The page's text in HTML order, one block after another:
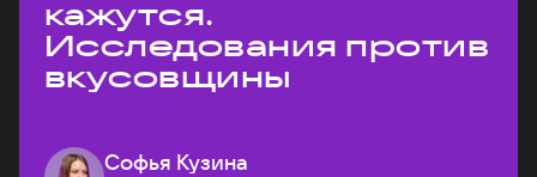
кажутся.
Исследования против
вкусовщины
Софья Кузина